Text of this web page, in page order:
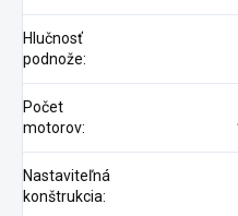
Hlučnosť
podnože:
Počet
motorov:
Nastaviteľná
konštrukcia: